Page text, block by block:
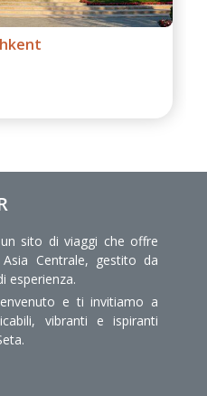
sito di viaggi che offre
Centrale, gestito da
esperienza.
e ti invitiamo a
vibranti e ispiranti